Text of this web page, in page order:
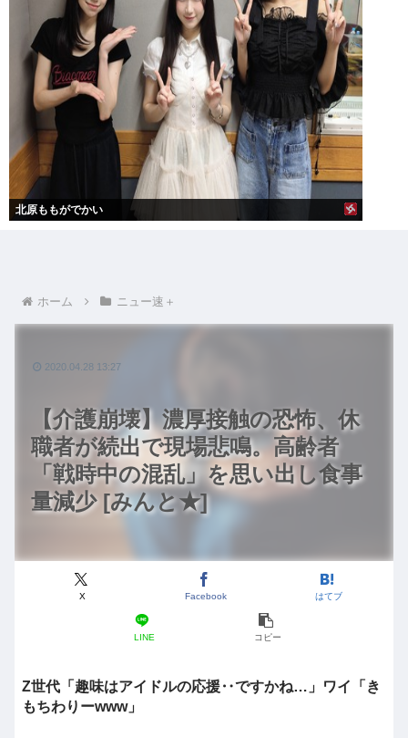
北原ももがでかい
ホーム ニュー速＋
【介護崩壊】濃厚接触の恐怖、休
職者が続出で現場悲鳴。高齢者
「戦時中の混乱」を思い出し食事
量減少 [みんと★]
X Facebook はてブ
LINE コピー
2020.04.28 13:27
Z世代「趣味はアイドルの応援‥ですかね…」ワイ「き
もちわりーwww」